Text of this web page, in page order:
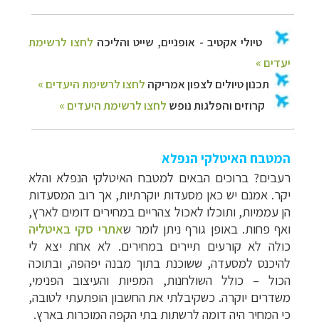
המטבח האיטלקי הנפלא
רעבים? ברוכים הבאים למטבח האיטלקי הנפלא והלא
יקר. אמנם יש כאן מסעדות יוקרתיות, אך רוב המסעדות
הן עממיות, ותוכלו לאכול צהריים במחירים דומים לארץ,
ואף פחות. באופן גורף ניתן לומר שאתרי סקי באיטליה
כולה לא קורעים תיירים במחירים. לא אחתיצא לי
להיכנס למסעדה, ששוכנת בתוך מבנה יפהפה, ובתוכה
הכול– כולל השולחנות, המפיות והעיצוב הפנימי,
משדרים יוקרה. כשקיבלתי את החשבון הופתעתי לטובה,
כי המחיר היה דומה לרשתות בתי הקפה המוכרות בארץ.